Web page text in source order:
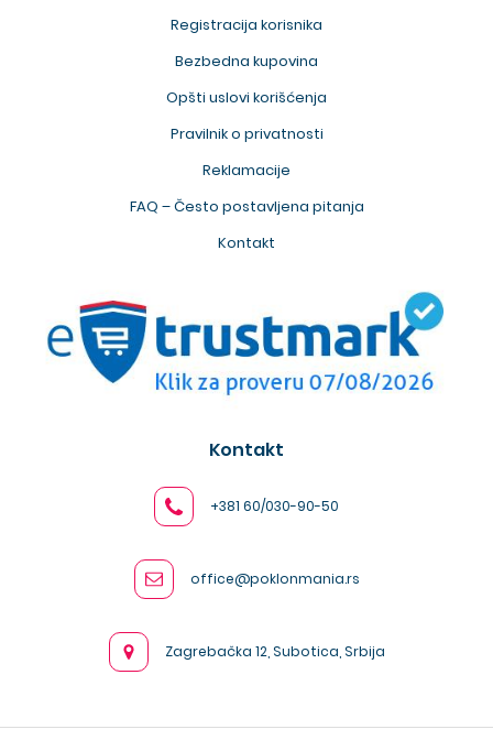
Registracija korisnika
Bezbedna kupovina
Opšti uslovi korišćenja
Pravilnik o privatnosti
Reklamacije
FAQ – Često postavljena pitanja
Kontakt
Kontakt
+381 60/030-90-50
office@poklonmania.rs
Zagrebačka 12, Subotica, Srbija